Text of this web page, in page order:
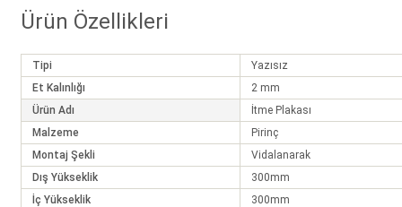
Ürün Özellikleri
Tipi
Yazısız
Et Kalınlığı
2 mm
Ürün Adı
İtme Plakası
Malzeme
Pirinç
Montaj Şekli
Vidalanarak
Dış Yükseklik
300mm
İç Yükseklik
300mm